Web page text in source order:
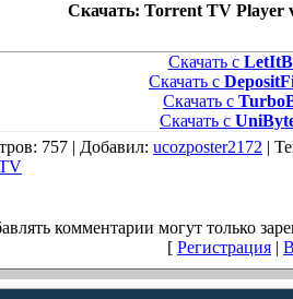
Скачать: Torrent TV Player
Скачать с
Скачать с
Скачать с
Скачать с
: 757 | Добавил: ucozposter2172 |
комментарии могут только
[ Регистрация |